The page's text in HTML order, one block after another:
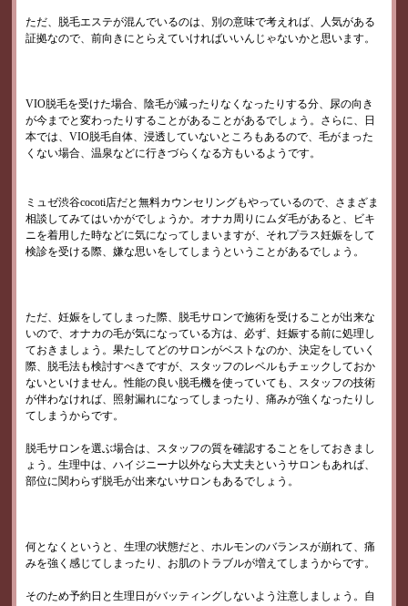
ただ、脱毛エステが混んでいるのは、別の意味で考えれば、人気がある
証拠なので、前向きにとらえていければいいんじゃないかと思います。
VIO脱毛を受けた場合、陰毛が減ったりなくなったりする分、尿の向き
が今までと変わったりすることがあることがあるでしょう。さらに、日
本では、VIO脱毛自体、浸透していないところもあるので、毛がまった
くない場合、温泉などに行きづらくなる方もいるようです。
ミュゼ渋谷cocoti店だと無料カウンセリングもやっているので、さまざま
相談してみてはいかがでしょうか。オナカ周りにムダ毛があると、ビキ
ニを着用した時などに気になってしまいますが、それプラス妊娠をして
検診を受ける際、嫌な思いをしてしまうということがあるでしょう。
ただ、妊娠をしてしまった際、脱毛サロンで施術を受けることが出来な
いので、オナカの毛が気になっている方は、必ず、妊娠する前に処理し
ておきましょう。果たしてどのサロンがベストなのか、決定をしていく
際、脱毛法も検討すべきですが、スタッフのレベルもチェックしておか
ないといけません。性能の良い脱毛機を使っていても、スタッフの技術
が伴わなければ、照射漏れになってしまったり、痛みが強くなったりし
てしまうからです。
脱毛サロンを選ぶ場合は、スタッフの質を確認することをしておきまし
ょう。生理中は、ハイジニーナ以外なら大丈夫というサロンもあれば、
部位に関わらず脱毛が出来ないサロンもあるでしょう。
何となくというと、生理の状態だと、ホルモンのバランスが崩れて、痛
みを強く感じてしまったり、お肌のトラブルが増えてしまうからです。
そのため予約日と生理日がバッティングしないよう注意しましょう。自